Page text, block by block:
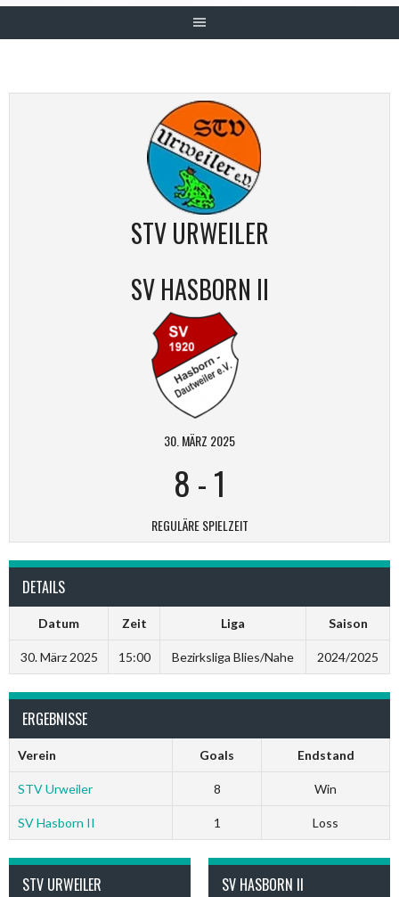
STV URWEILER
SV HASBORN II
30. MÄRZ 2025
8 -1
REGULÄRE SPIELZEIT
DETAILS
Datum Zeit Liga Saison
30. März 2025 15:00 Bezirksliga Blies/Nahe 2024/2025
ERGEBNISSE
Verein Goals Endstand
STV Urweiler 8 Win
SV Hasborn II 1 Loss
STV URWEILER SV HASBORN II